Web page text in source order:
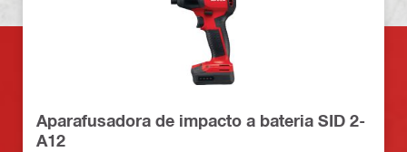
Aparafusadora de impacto a bateria SID 2-
A12